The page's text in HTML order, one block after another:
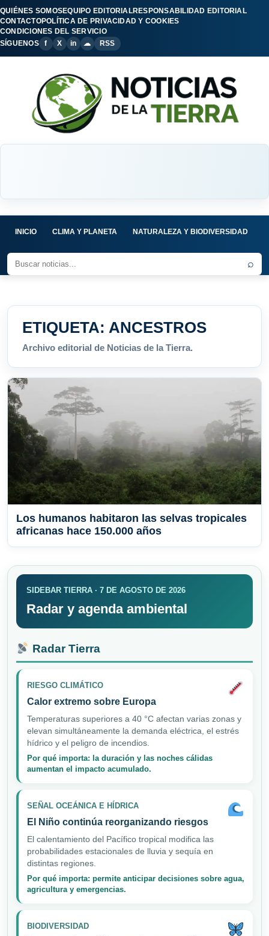
QUIÉNES SOMOSEQUIPO EDITORIALRESPONSABILIDAD EDITORIAL
CONTACTOPOLÍTICA DE PRIVACIDAD Y COOKIES
CONDICIONES DEL SERVICIO
SÍGUENOS
f X in ☁ RSS
INICIO CLIMA Y PLANETA NATURALEZA Y BIODIVERSIDAD
⌕
ETIQUETA: ANCESTROS
Archivo editorial de Noticias de la Tierra.
Los humanos habitaron las selvas tropicales
africanas hace 150.000 años
SIDEBAR TIERRA · 7 DE AGOSTO DE 2026
Radar y agenda ambiental
Radar Tierra
RIESGO CLIMÁTICO
Calor extremo sobre Europa
Temperaturas superiores a 40 °C afectan varias zonas y
elevan simultáneamente la demanda eléctrica, el estrés
hídrico y el peligro de incendios.
Por qué importa: la duración y las noches cálidas
aumentan el impacto acumulado.
SEÑAL OCEÁNICA E HÍDRICA
El Niño continúa reorganizando riesgos
El calentamiento del Pacífico tropical modifica las
probabilidades estacionales de lluvia y sequía en
distintas regiones.
Por qué importa: permite anticipar decisiones sobre agua,
agricultura y emergencias.
BIODIVERSIDAD